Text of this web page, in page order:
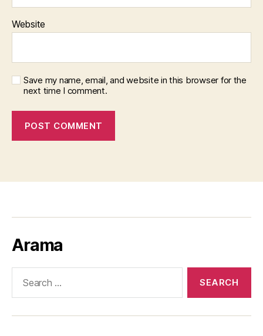
Website
Save my name, email, and website in this browser for the
next time I comment.
Arama